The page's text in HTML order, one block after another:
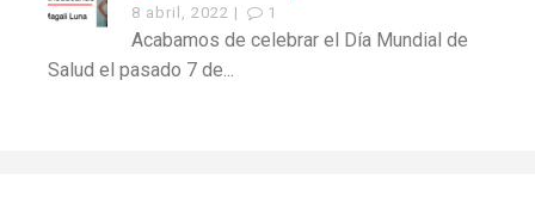
8 abril, 2022 | 1
Acabamos de celebrar el Día Mundial de
Salud el pasado 7 de...